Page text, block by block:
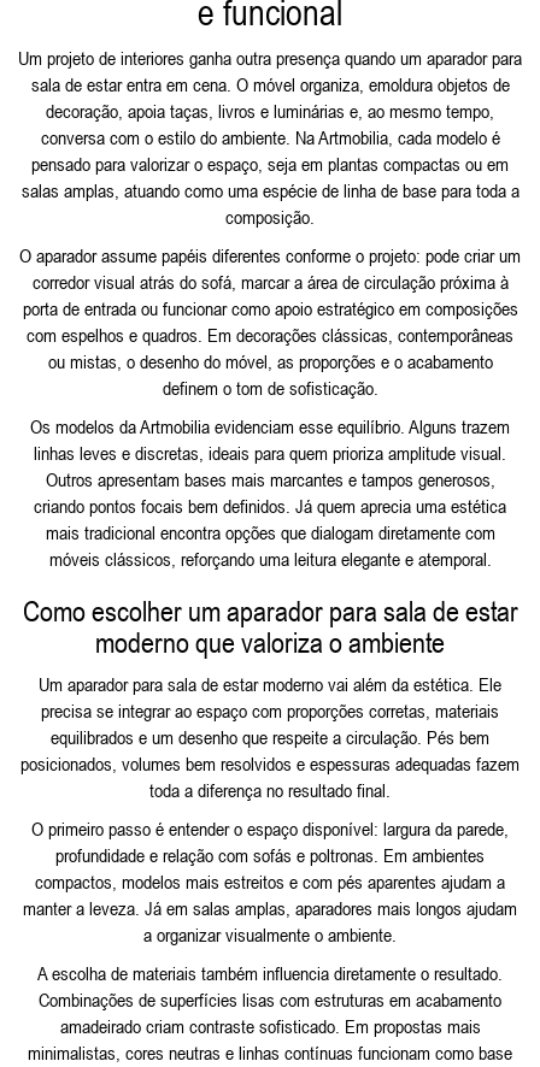
e funcional
Um projeto de interiores ganha outra presença quando um aparador para
sala de estar entra em cena. O móvel organiza, emoldura objetos de
decoração, apoia taças, livros e luminárias e, ao mesmo tempo,
conversa com o estilo do ambiente. Na Artmobilia, cada modelo é
pensado para valorizar o espaço, seja em plantas compactas ou em
salas amplas, atuando como uma espécie de linha de base para toda a
composição.
O aparador assume papéis diferentes conforme o projeto: pode criar um
corredor visual atrás do sofá, marcar a área de circulação próxima à
porta de entrada ou funcionar como apoio estratégico em composições
com espelhos e quadros. Em decorações clássicas, contemporâneas
ou mistas, o desenho do móvel, as proporções e o acabamento
definem o tom de sofisticação.
Os modelos da Artmobilia evidenciam esse equilíbrio. Alguns trazem
linhas leves e discretas, ideais para quem prioriza amplitude visual.
Outros apresentam bases mais marcantes e tampos generosos,
criando pontos focais bem definidos. Já quem aprecia uma estética
mais tradicional encontra opções que dialogam diretamente com
móveis clássicos , reforçando uma leitura elegante e atemporal.
Como escolher um aparador para sala de estar
moderno que valoriza o ambiente
Um aparador para sala de estar moderno vai além da estética. Ele
precisa se integrar ao espaço com proporções corretas, materiais
equilibrados e um desenho que respeite a circulação. Pés bem
posicionados, volumes bem resolvidos e espessuras adequadas fazem
toda a diferença no resultado final.
O primeiro passo é entender o espaço disponível: largura da parede,
profundidade e relação com sofás e poltronas. Em ambientes
compactos, modelos mais estreitos e com pés aparentes ajudam a
manter a leveza. Já em salas amplas, aparadores mais longos ajudam
a organizar visualmente o ambiente.
A escolha de materiais também influencia diretamente o resultado.
Combinações de superfícies lisas com estruturas em acabamento
amadeirado criam contraste sofisticado. Em propostas mais
minimalistas, cores neutras e linhas contínuas funcionam como base